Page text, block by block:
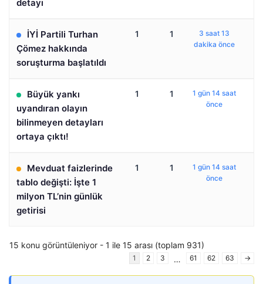
detayı
İYİ Partili Turhan
Çömez hakkında
soruşturma başlatıldı
1 1
3 saat 13
dakika önce
Büyük yankı
uyandıran olayın
bilinmeyen detayları
ortaya çıktı!
1 1
1 gün 14 saat
önce
Mevduat faizlerinde
tablo değişti: İşte 1
milyon TL’nin günlük
getirisi
1 1
1 gün 14 saat
önce
15 konu görüntüleniyor - 1 ile 15 arası (toplam 931)
1 2 3 … 61 62 63 →